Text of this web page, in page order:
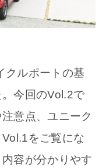
クルポートの基
今回のVol.2で
意点、ユニーク
をご覧にな
容が分かりやす